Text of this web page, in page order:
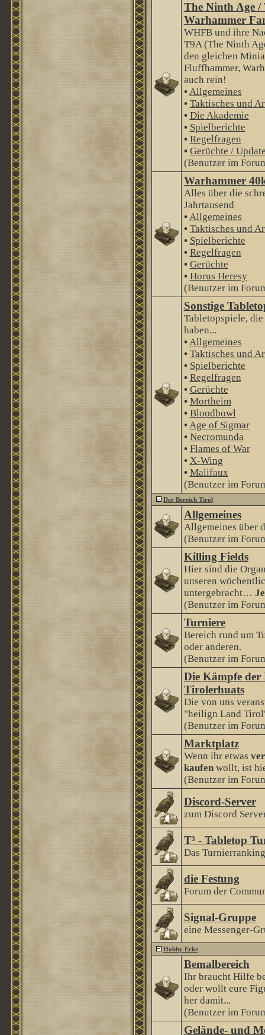
The Ninth Age
Warhammer
WHFB und ihre
T9A (The Ninth
den gleichen
Fluffhammer,
auch rein!
•Allgemeines
• Taktisches und
• Die Akademie
• Spielberichte
• Regelfragen
• Gerüchte /
(Benutzer im
Warhammer
Alles über die
Jahrtausend
•Allgemeines
• Taktisches und
• Spielberichte
• Regelfragen
• Gerüchte
• Horus Heresy
(Benutzer im
Sonstige
Tabletopspiele,
haben...
•Allgemeines
• Taktisches und
• Spielberichte
• Regelfragen
• Gerüchte
• Mortheim
• Bloodbowl
•Age of Sigmar
• Necromunda
• Flames of War
• X-Wing
• Malifaux
(Benutzer im
Der Bereich Tirol
Allgemeines
Allgemeines über
(Benutzer im
Killing Fields
Hier sind die
unseren
untergebracht…
(Benutzer im
Turniere
Bereich rund um
oder anderen.
(Benutzer im
Die Kämpfe der
Tirolerhuats
Die von uns
"heilign Land
(Benutzer im
Marktplatz
Wenn ihr etwas
kaufenwollt, ist
(Benutzer im
Discord-Server
zum Discord
T³ - Tabletop
Das
die Festung
Forum der
Signal-Gruppe
eine Messenger-
Hobby Ecke
Bemalbereich
Ihr braucht Hilfe
oder wollt eure
her damit...
(Benutzer im
Gelände- und